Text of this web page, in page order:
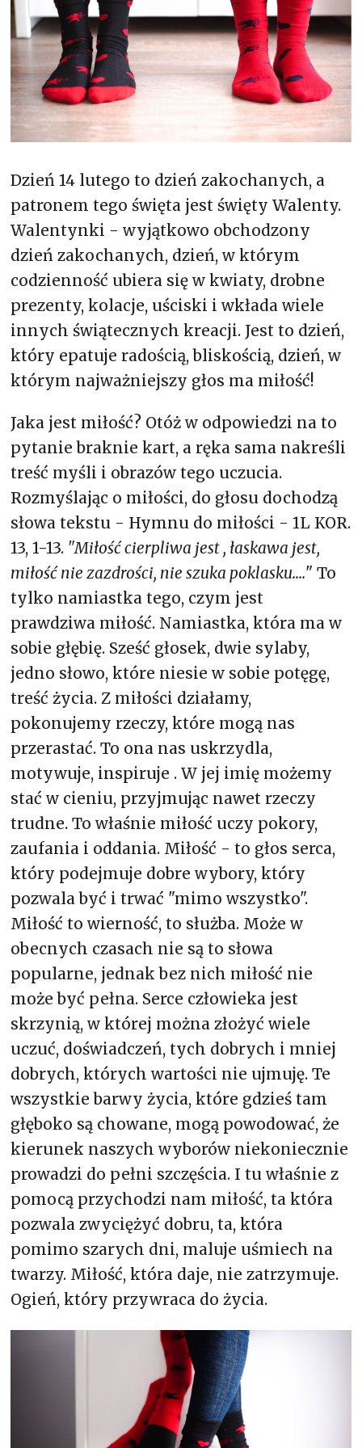
Dzień 14 lutego to dzień zakochanych, a
patronem tego święta jest święty Walenty.
Walentynki - wyjątkowo obchodzony
dzień zakochanych, dzień, w którym
codzienność ubiera się w kwiaty, drobne
prezenty, kolacje, uściski i wkłada wiele
innych świątecznych kreacji. Jest to dzień,
który epatuje radością, bliskością, dzień, w
którym najważniejszy głos ma miłość!
Jaka jest miłość? Otóż w odpowiedzi na to
pytanie braknie kart, a ręka sama nakreśli
treść myśli i obrazów tego uczucia.
Rozmyślając o miłości, do głosu dochodzą
słowa tekstu - Hymnu do miłości - 1L KOR.
13, 1-13. "Miłość cierpliwa jest , łaskawa jest,
miłość nie zazdrości, nie szuka poklasku...." To
tylko namiastka tego, czym jest
prawdziwa miłość. Namiastka, która ma w
sobie głębię. Sześć głosek, dwie sylaby,
jedno słowo, które niesie w sobie potęgę,
treść życia. Z miłości działamy,
pokonujemy rzeczy, które mogą nas
przerastać. To ona nas uskrzydla,
motywuje, inspiruje . W jej imię możemy
stać w cieniu, przyjmując nawet rzeczy
trudne. To właśnie miłość uczy pokory,
zaufania i oddania. Miłość - to głos serca,
który podejmuje dobre wybory, który
pozwala być i trwać "mimo wszystko".
Miłość to wierność, to służba. Może w
obecnych czasach nie są to słowa
popularne, jednak bez nich miłość nie
może być pełna. Serce człowieka jest
skrzynią, w której można złożyć wiele
uczuć, doświadczeń, tych dobrych i mniej
dobrych, których wartości nie ujmuję. Te
wszystkie barwy życia, które gdzieś tam
głęboko są chowane, mogą powodować, że
kierunek naszych wyborów niekoniecznie
prowadzi do pełni szczęścia. I tu właśnie z
pomocą przychodzi nam miłość, ta która
pozwala zwyciężyć dobru, ta, która
pomimo szarych dni, maluje uśmiech na
twarzy. Miłość, która daje, nie zatrzymuje.
Ogień, który przywraca do życia.
Merynos trekking
Merynos bezuciskowe
Kaszmir
Kaszmir stopki
Bawełna
Bawełna egipska maco
Bawełna merceryzowana
Kropki
Paski